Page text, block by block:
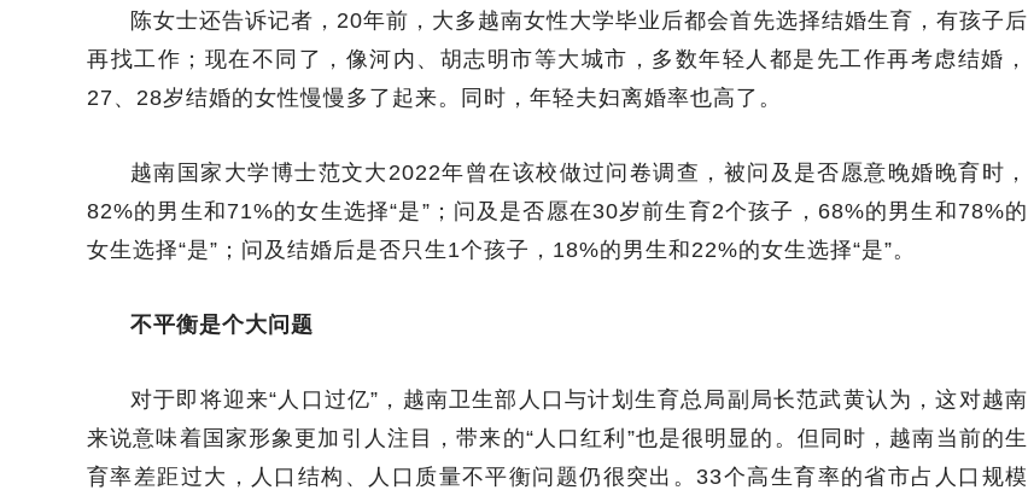
陈女士还告诉记者，20年前，大多越南女性大学毕业后都会首先选择结婚生育，有孩子后
再找工作；现在不同了，像河内、胡志明市等大城市，多数年轻人都是先工作再考虑结婚，
27、28岁结婚的女性慢慢多了起来。同时，年轻夫妇离婚率也高了。
越南国家大学博士范文大2022年曾在该校做过问卷调查，被问及是否愿意晚婚晚育时，
82%的男生和71%的女生选择“是”；问及是否愿在30岁前生育2个孩子，68%的男生和78%的
女生选择“是”；问及结婚后是否只生1个孩子，18%的男生和22%的女生选择“是”。
不平衡是个大问题
对于即将迎来“人口过亿”，越南卫生部人口与计划生育总局副局长范武黄认为，这对越南
来说意味着国家形象更加引人注目，带来的“人口红利”也是很明显的。但同时，越南当前的生
育率差距过大，人口结构、人口质量不平衡问题仍很突出。33个高生育率的省市占人口规模